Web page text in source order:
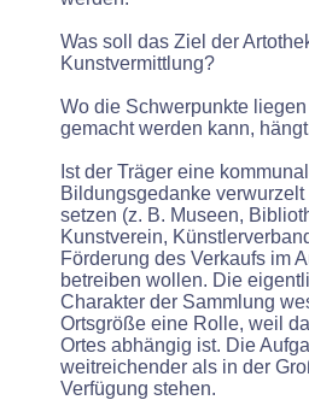
Was soll das Ziel der
Kunstvermittlung?
Wo die Schwerpunkte
gemacht werden kann,
Ist der Träger eine
Bildungsgedanke
setzen (z. B. Museen,
Kunstverein,
Förderung des Verkaufs im
betreiben wollen. Die
Charakter der Sammlung
Ortsgröße eine Rolle, weil
Ortes abhängig ist. Die
weitreichender als in der
Verfügung stehen.